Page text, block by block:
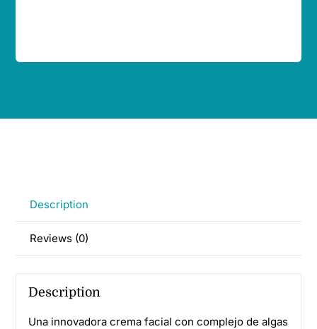
Description
Reviews (0)
Description
Una innovadora crema facial con complejo de algas